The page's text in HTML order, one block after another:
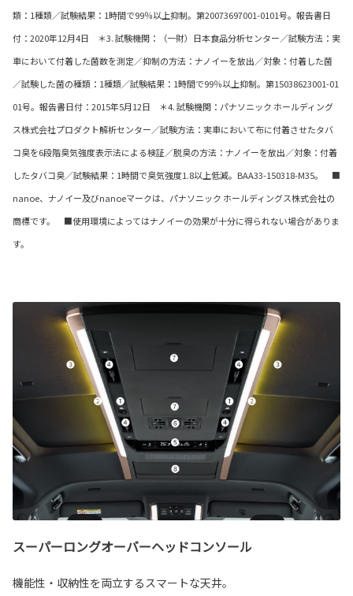
類：1種類／試験結果：1時間で99％以上抑制。第20073697001-0101号。報告書日
付：2020年12月4日 ＊3. 試験機関：（一財）日本食品分析センター／試験方法：実
車において付着した菌数を測定／抑制の方法：ナノイーを放出／対象：付着した菌
／試験した菌の種類：1種類／試験結果：1時間で99％以上抑制。第15038623001-01
01号。報告書日付：2015年5月12日 ＊4. 試験機関：パナソニック ホールディング
ス株式会社プロダクト解析センター／試験方法：実車において布に付着させたタバ
コ臭を6段階臭気強度表示法による検証／脱臭の方法：ナノイーを放出／対象：付着
したタバコ臭／試験結果：1時間で臭気強度1.8以上低減。BAA33-150318-M35。 ■
nanoe、ナノイー及びnanoeマークは、パナソニック ホールディングス株式会社の
商標です。 ■使用環境によってはナノイーの効果が十分に得られない場合がありま
す。
スーパーロングオーバーヘッドコンソール
機能性・収納性を両立するスマートな天井。